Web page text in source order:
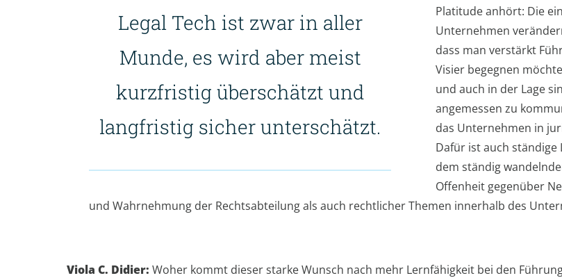
Legal Tech ist zwar in aller
Munde, es wird aber meist
kurzfristig überschätzt und
langfristig sicher unterschätzt.
Platitude anhört: Die
Unternehmen
dass man verstärkt
Visier begegnen
und auch in der Lage
angemessen zu
das Unternehmen in
Dafür ist auch
dem ständig
Offenheit gegenüber
und Wahrnehmung der Rechtsabteilung als auch rechtlicher Themen innerhalb des
Viola C. Didier: Woher kommt dieser starke Wunsch nach mehr Lernfähigkeit bei den